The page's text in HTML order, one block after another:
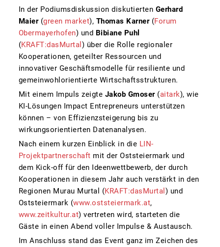
In der Podiumsdiskussion diskutierten Gerhard
Maier(green market), Thomas Karner(Forum
Obermayerhofen) und Bibiane Puhl
(KRAFT:dasMurtal ) über die Rolle regionaler
Kooperationen, geteilter Ressourcen und
innovativer Geschäftsmodelle für resiliente und
gemeinwohlorientierte Wirtschaftsstrukturen.
Mit einem Impuls zeigte Jakob Gmoser(aitark), wie
KI-Lösungen Impact Entrepreneurs unterstützen
können – von Effizienzsteigerung bis zu
wirkungsorientierten Datenanalysen.
Nach einem kurzen Einblick in die LIN-
Projektpartnerschaft mit der Oststeiermark und
dem Kick-off für den Ideenwettbewerb, der durch
Kooperationen in diesem Jahr auch verstärkt in den
Regionen Murau Murtal (KRAFT:dasMurtal ) und
Oststeiermark (www.oststeiermark.at,
www.zeitkultur.at) vertreten wird, starteten die
Gäste in einen Abend voller Impulse & Austausch.
Im Anschluss stand das Event ganz im Zeichen des